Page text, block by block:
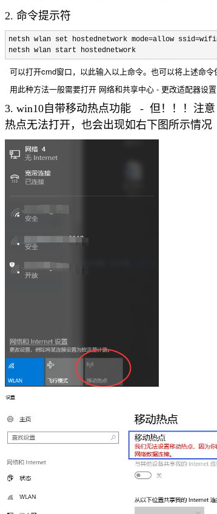
2. 命令提示符
netsh wlan set hostednetwork mode=allow
netsh wlan start hostednetwork
可以打开cmd窗口，以此输入以上命令。也可以将上述命令
用此种方法一般需要打开 网络和共享中心 - 更改适配器设
3. win10自带移动热点功能 - 但！！！注
热点无法打开，也会出现如右下图所示情况